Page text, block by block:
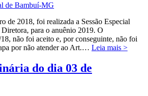
de Bambuí-MG
de 2018, foi realizada a Sessão Especial
para o anuênio 2019. O
não foi aceito e, por conseguinte, não foi
por não atender ao Art.… Leia mais >
do dia 03 de